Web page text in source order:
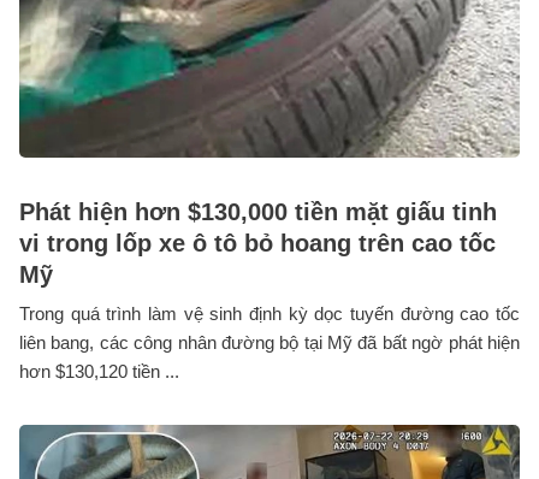
Phát hiện hơn $130,000 tiền mặt giấu tinh
vi trong lốp xe ô tô bỏ hoang trên cao tốc
Mỹ
Trong quá trình làm vệ sinh định kỳ dọc tuyến đường cao tốc
liên bang, các công nhân đường bộ tại Mỹ đã bất ngờ phát hiện
hơn $130,120 tiền ...